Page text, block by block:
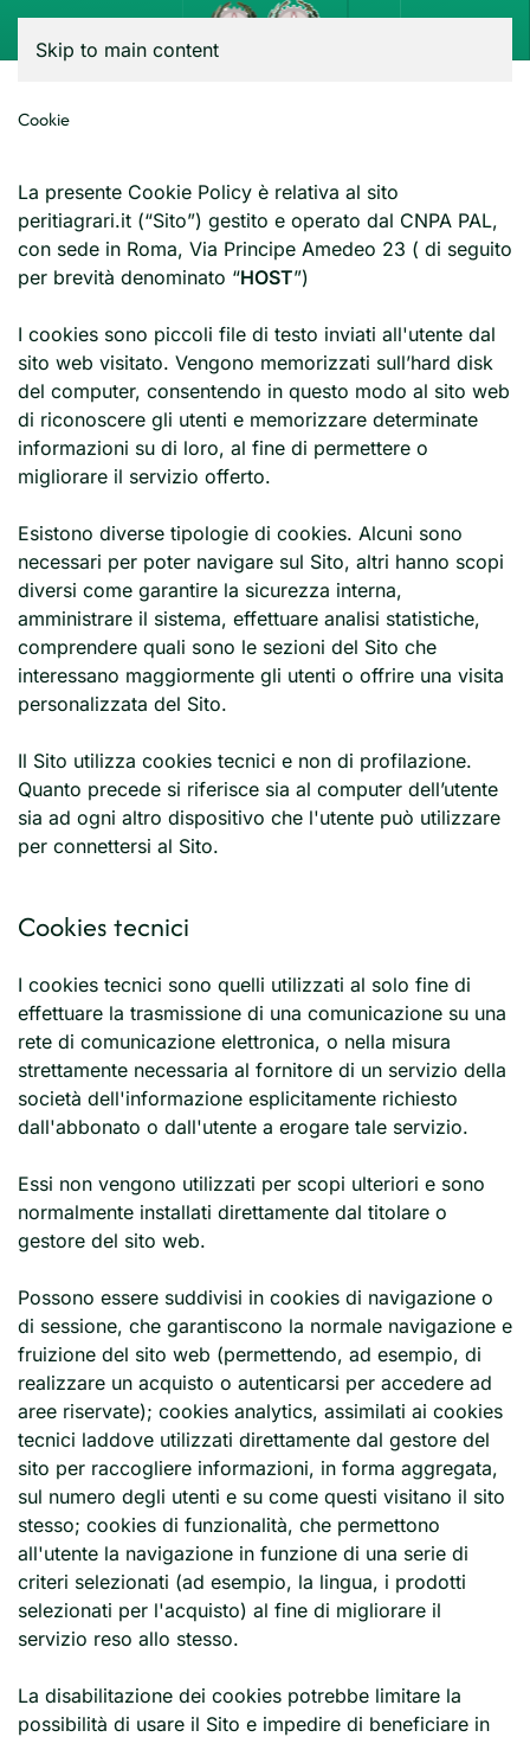
Skip to main content
Cookie
La presente Cookie Policy è relativa al sito
peritiagrari.it (“Sito”) gestito e operato dal CNPA PAL,
con sede in Roma, Via Principe Amedeo 23 ( di seguito
per brevità denominato “HOST”)
I cookies sono piccoli file di testo inviati all'utente dal
sito web visitato. Vengono memorizzati sull’hard disk
del computer, consentendo in questo modo al sito web
di riconoscere gli utenti e memorizzare determinate
informazioni su di loro, al fine di permettere o
migliorare il servizio offerto.
Esistono diverse tipologie di cookies. Alcuni sono
necessari per poter navigare sul Sito, altri hanno scopi
diversi come garantire la sicurezza interna,
amministrare il sistema, effettuare analisi statistiche,
comprendere quali sono le sezioni del Sito che
interessano maggiormente gli utenti o offrire una visita
personalizzata del Sito.
Il Sito utilizza cookies tecnici e non di profilazione.
Quanto precede si riferisce sia al computer dell’utente
sia ad ogni altro dispositivo che l'utente può utilizzare
per connettersi al Sito.
Cookies tecnici
I cookies tecnici sono quelli utilizzati al solo fine di
effettuare la trasmissione di una comunicazione su una
rete di comunicazione elettronica, o nella misura
strettamente necessaria al fornitore di un servizio della
società dell'informazione esplicitamente richiesto
dall'abbonato o dall'utente a erogare tale servizio.
Essi non vengono utilizzati per scopi ulteriori e sono
normalmente installati direttamente dal titolare o
gestore del sito web.
Possono essere suddivisi in cookies di navigazione o
di sessione, che garantiscono la normale navigazione e
fruizione del sito web (permettendo, ad esempio, di
realizzare un acquisto o autenticarsi per accedere ad
aree riservate); cookies analytics, assimilati ai cookies
tecnici laddove utilizzati direttamente dal gestore del
sito per raccogliere informazioni, in forma aggregata,
sul numero degli utenti e su come questi visitano il sito
stesso; cookies di funzionalità, che permettono
all'utente la navigazione in funzione di una serie di
criteri selezionati (ad esempio, la lingua, i prodotti
selezionati per l'acquisto) al fine di migliorare il
servizio reso allo stesso.
La disabilitazione dei cookies potrebbe limitare la
possibilità di usare il Sito e impedire di beneficiare in